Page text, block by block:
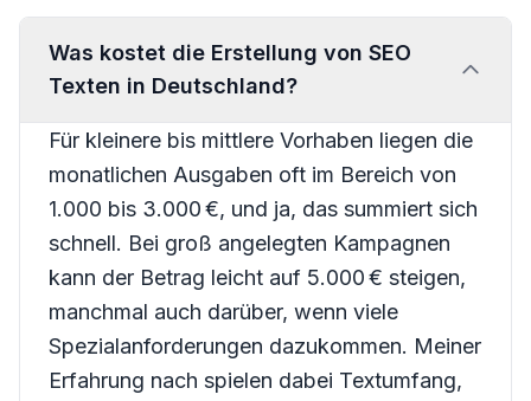
Was kostet die Erstellung von SEO
Texten in Deutschland?
Für kleinere bis mittlere Vorhaben liegen die
monatlichen Ausgaben oft im Bereich von
1.000 bis 3.000 €, und ja, das summiert sich
schnell. Bei groß angelegten Kampagnen
kann der Betrag leicht auf 5.000 € steigen,
manchmal auch darüber, wenn viele
Spezialanforderungen dazukommen. Meiner
Erfahrung nach spielen dabei Textumfang,